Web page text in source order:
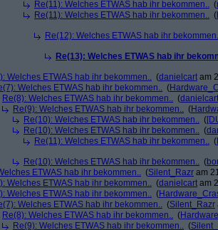
Re(11): Welches ETWAS hab ihr bekommen.. (
Re(11): Welches ETWAS hab ihr bekommen.. (
Re(12): Welches ETWAS hab ihr
Re(13): Welches ETWAS hab ihr
Welches ETWAS hab ihr bekommen.. (danielcart am
Welches ETWAS hab ihr bekommen.. (
Re(8): Welches ETWAS hab ihr bekommen.. (danielcart
Re(9): Welches ETWAS hab ihr bekommen.. (
Re(10): Welches ETWAS hab ihr bekommen.. (
Re(10): Welches ETWAS hab ihr bekommen.. (
Re(11): Welches ETWAS hab ihr bekommen.. (
Re(10): Welches ETWAS hab ihr bekommen.. (
ETWAS hab ihr bekommen.. (Silent_Razr am
Welches ETWAS hab ihr bekommen.. (danielcart am
Welches ETWAS hab ihr bekommen.. (
Welches ETWAS hab ihr bekommen.. (Silent_Razr
Re(8): Welches ETWAS hab ihr bekommen.. (
Re(9): Welches ETWAS hab ihr bekommen.. (